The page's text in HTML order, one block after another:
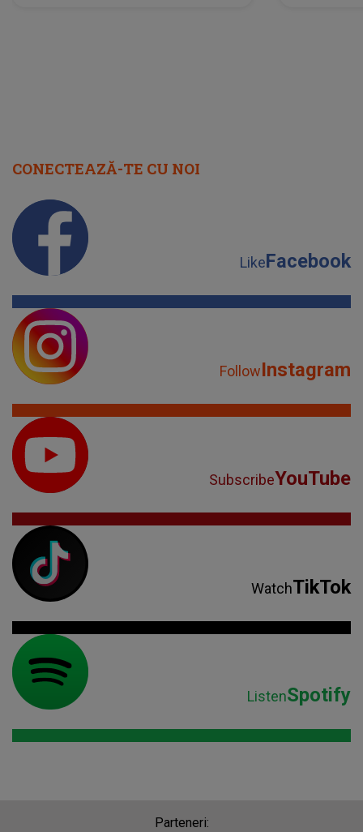
CONECTEAZĂ-TE CU NOI
LikeFacebook
FollowInstagram
SubscribeYouTube
WatchTikTok
ListenSpotify
Parteneri: